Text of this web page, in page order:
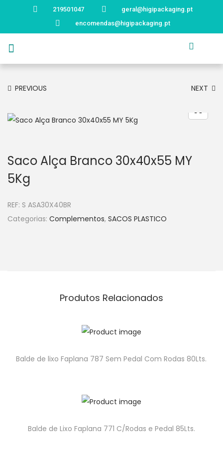
219501047
geral@higipackaging.pt
encomendas@higipackaging.pt
PREVIOUS NEXT
Saco Alça Branco 30x40x55 MY
5Kg
REF: S ASA30X40BR
Categorias: Complementos, SACOS PLASTICO
Produtos Relacionados
Balde de lixo Faplana 787 Sem Pedal Com Rodas 80Lts.
Balde de Lixo Faplana 771 C/Rodas e Pedal 85Lts.